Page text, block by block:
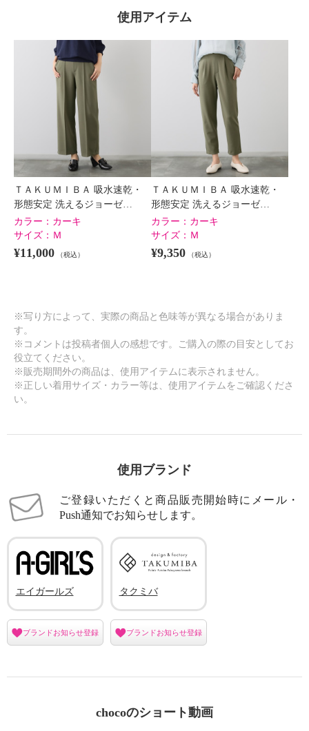
使用アイテム
ＴＡＫＵＭＩＢＡ 吸水速乾・
形態安定 洗えるジョーゼ…
カラー： カーキ
サイズ： Ｍ
¥11,000 （税込）
ＴＡＫＵＭＩＢＡ 吸水速乾・
形態安定 洗えるジョーゼ…
カラー： カーキ
サイズ： Ｍ
¥9,350 （税込）
※写り方によって、実際の商品と色味等が異なる場合がありま
す。
※コメントは投稿者個人の感想です。ご購入の際の目安としてお
役立てください。
※販売期間外の商品は、使用アイテムに表示されません。
※正しい着用サイズ・カラー等は、使用アイテムをご確認くださ
い。
使用ブランド
ご登録いただくと商品販売開始時にメール・
Push通知でお知らせします。
エイガールズ
ブランドお知らせ登録
タクミバ
ブランドお知らせ登録
chocoのショート動画